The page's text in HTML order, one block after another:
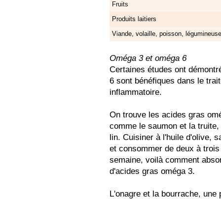
Fruits
Produits laitiers
Viande, volaille, poisson,
Oméga 3 et oméga 6
Certaines études ont
6 sont bénéfiques dans le
inflammatoire.
On trouve les acides gras
comme le saumon et la
lin. Cuisiner à l'huile d'olive,
et consommer de deux à
semaine, voilà comment
d'acides gras oméga 3.
L'onagre et la bourrache,